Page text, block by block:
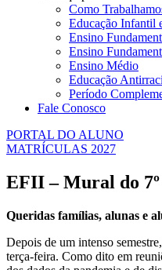
Como
Educação Infantil
Ensino
Ensino
Ensino Médio
Educação
Período
Fale Conosco
PORTAL DO ALUNO
MATRÍCULAS 2027
EFII – Mural do
Queridas famílias, alunas e
Depois de um intenso
terça-feira. Como dito em